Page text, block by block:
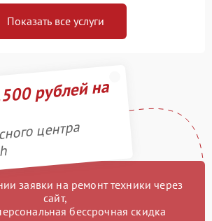
Показать все услуги
рублей на
центра
заявки на ремонт техники через
сайт,
бессрочная скидка